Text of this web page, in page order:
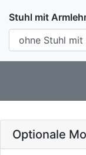
Stuhl mit
Optionale